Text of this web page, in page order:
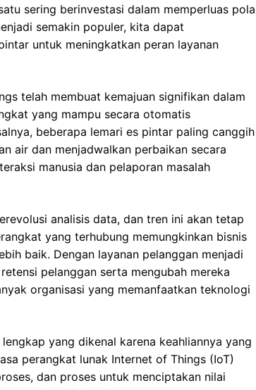
sering berinvestasi dalam memperluas pola
semakin populer, kita dapat
untuk meningkatkan peran layanan
telah membuat kemajuan signifikan dalam
yang mampu secara otomatis
beberapa lemari es pintar paling canggih
air dan menjadwalkan perbaikan secara
manusia dan pelaporan masalah
analisis data, dan tren ini akan tetap
yang terhubung memungkinkan bisnis
baik. Dengan layanan pelanggan menjadi
pelanggan serta mengubah mereka
organisasi yang memanfaatkan teknologi
yang dikenal karena keahliannya yang
perangkat lunak Internet of Things (IoT)
dan proses untuk menciptakan nilai